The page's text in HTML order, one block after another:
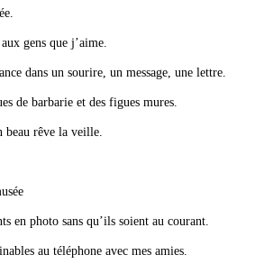
gens que j’aime.
dans un sourire, un message, une lettre.
de barbarie et des figues mures.
beau rêve la veille.
en photo sans qu’ils soient au courant.
au téléphone avec mes amies.